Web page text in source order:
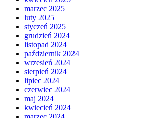
marzec 2025
luty 2025
styczeń 2025
grudzień 2024
listopad 2024
październik 2024
wrzesień 2024
sierpień 2024
lipiec 2024
czerwiec 2024
maj 2024
kwiecień 2024